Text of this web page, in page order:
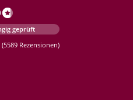
geprüft
(5589 Rezensionen)